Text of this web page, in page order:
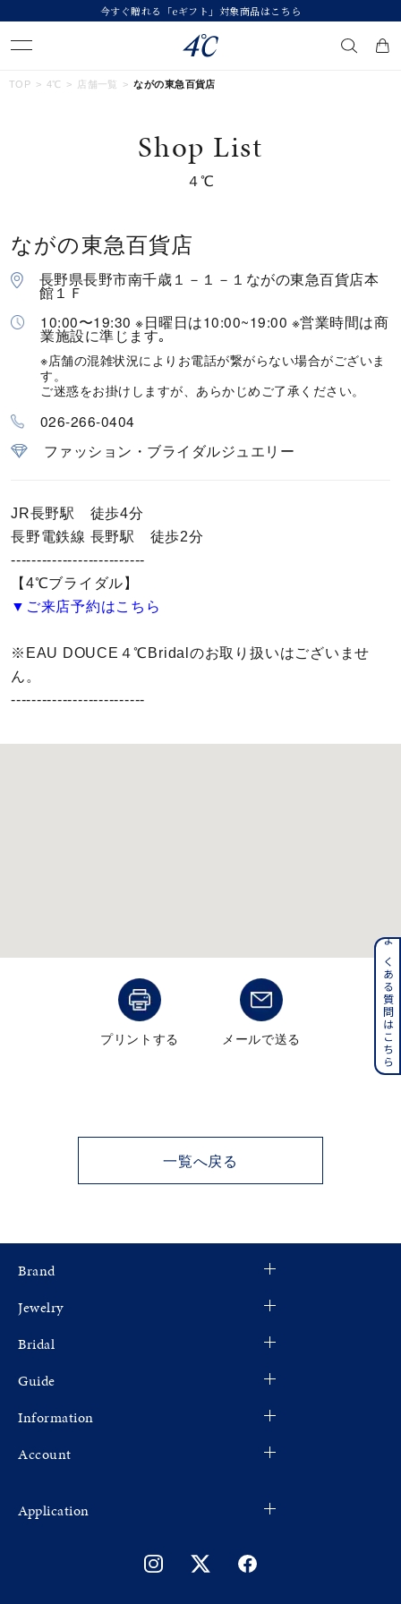
今すぐ贈れる「eギフト」対象商品はこちら
#ハーフエタニティリング
カテゴリー すべてのジュエリー
カラー
誕生石
モチーフ
石の色
ファッションテイスト
着用シーン
コレクション
在庫
TOP 4℃ 店舗一覧 ながの東急百貨店
Shop List
４℃
ながの東急百貨店
長野県長野市南千歳１－１－１ながの東急百貨店本
館１Ｆ
10:00〜19:30 ※日曜日は10:00~19:00 ※営業時間は商
業施設に準じます｡
※店舗の混雑状況によりお電話が繋がらない場合がございま
す。
ご迷惑をお掛けしますが、あらかじめご了承ください。
026-266-0404
ファッション・ブライダルジュエリー
JR長野駅 徒歩4分
長野電鉄線 長野駅 徒歩2分
--------------------------
【4℃ブライダル】
▼ご来店予約はこちら
※EAU DOUCE４℃Bridalのお取り扱いはございませ
ん。
--------------------------
プリントする メールで送る
一覧へ戻る
Brand
Jewelry
Bridal
Guide
Information
Account
Application
よくある質問はこちら